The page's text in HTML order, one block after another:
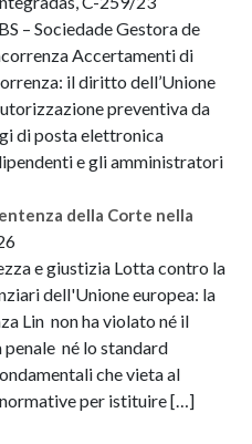
– Sociedade Gestora de
Accertamenti di
il diritto dell’Unione
preventiva da
di posta elettronica
e gli amministratori
della Corte nella
e giustizia Lotta contro la
dell'Unione europea: la
Lin non ha violato né il
né lo standard
che vieta al
per istituire […]